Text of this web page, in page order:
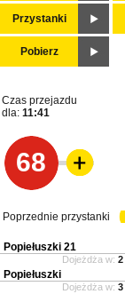
Przystanki
Pobierz
Czas przejazdu
dla: 11:41
68
Poprzednie przystanki
Popiełuszki 21
Dojeżdża w:
Popiełuszki
Dojeżdża w: